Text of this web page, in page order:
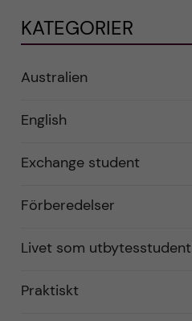
KATEGORIER
Australien
English
Exchange student
Förberedelser
Livet som utbytesstudent
Praktiskt